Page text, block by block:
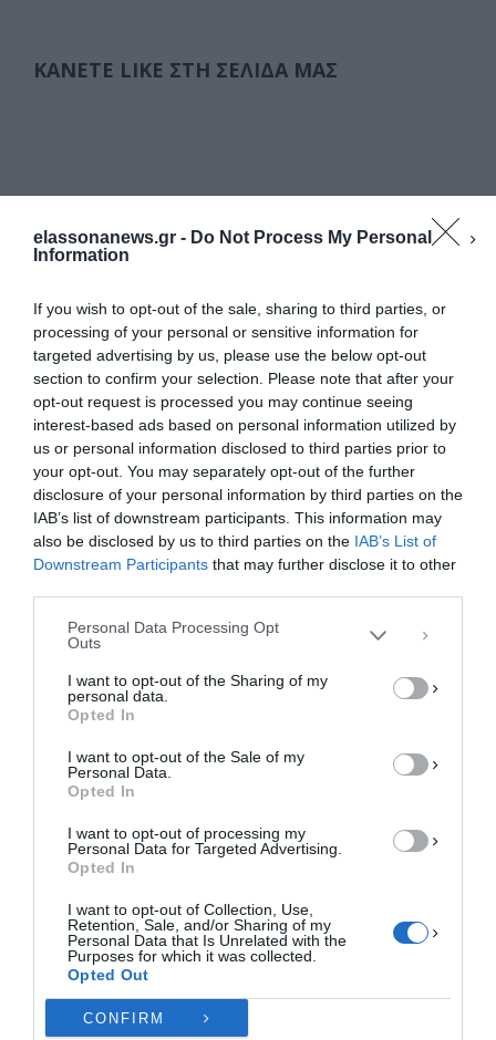
elassonanews.gr - Do Not Process My Personal
Information
If you wish to opt-out of the sale, sharing to third parties, or
processing of your personal or sensitive information for
targeted advertising by us, please use the below opt-out
section to confirm your selection. Please note that after your
opt-out request is processed you may continue seeing
interest-based ads based on personal information utilized by
us or personal information disclosed to third parties prior to
your opt-out. You may separately opt-out of the further
disclosure of your personal information by third parties on the
IAB’s list of downstream participants. This information may
also be disclosed by us to third parties on the IAB’s List of
Downstream Participants that may further disclose it to other
Personal Data Processing Opt
Outs
I want to opt-out of the Sharing of my
personal data.
Opted In
I want to opt-out of the Sale of my
Personal Data.
Opted In
I want to opt-out of processing my
Personal Data for Targeted Advertising.
Opted In
I want to opt-out of Collection, Use,
Retention, Sale, and/or Sharing of my
Personal Data that Is Unrelated with the
Purposes for which it was collected.
Opted Out
CONFIRM
Διαχείριση Συγκατάθεσης
Για να παρέχουμε την καλύτερη εμπειρία, χρησιμοποιούμε τεχνολογίες όπως
cookies για την αποθήκευση ή/και την πρόσβαση σε πληροφορίες συσκευών.
Η συγκατάθεση για τις εν λόγω τεχνολογίες θα μας επιτρέψει να
επεξεργαστούμε δεδομένα προσωπικού χαρακτήρα, όπως συμπεριφορά
συγκατάθεση ή η ανάκληση της συγκατάθεσης, μπορεί να επηρεάσει
αρνητικά ορισμένες λειτουργίες και δυνατότητες.
ΠΡΟΒΟΛΉ ΠΡΟΤΙΜΉΣΕΩΝ
Πολιτική Cookies
ΚΆΝΕΤΕ LIKE ΣΤΗ ΣΕΛΊΔΑ ΜΑΣ